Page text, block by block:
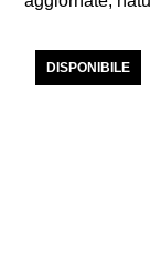
DISPONIBILE